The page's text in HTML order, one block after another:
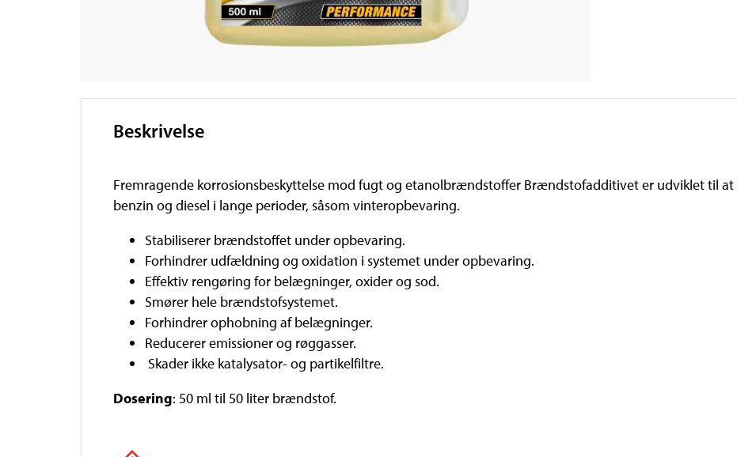
Beskrivelse
Fremragende korrosionsbeskyttelse mod fugt og etanolbrændstoffer Brændstofadditivet er udviklet til at
benzin og diesel i lange perioder, såsom vinteropbevaring.
Stabiliserer brændstoffet under opbevaring.
Forhindrer udfældning og oxidation i systemet under opbevaring.
Effektiv rengøring for belægninger, oxider og sod.
Smører hele brændstofsystemet.
Forhindrer ophobning af belægninger.
Reducerer emissioner og røggasser.
Skader ikke katalysator- og partikelfiltre.
Dosering: 50 ml til 50 liter brændstof.